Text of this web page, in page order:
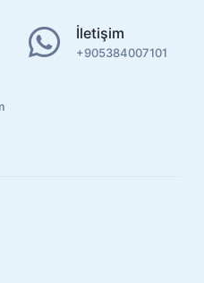
İletişim
+905384007101